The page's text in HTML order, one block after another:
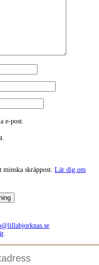
e-post.
skräppost. Lär dig om
.